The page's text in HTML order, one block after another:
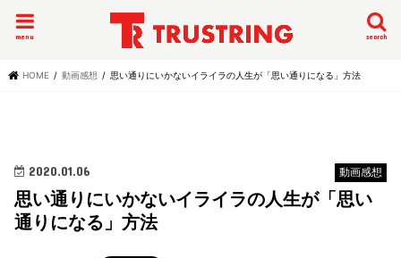
search
menu
HOME 動画感想 思い通りにいかないイライラの人生が「思い通りになる」方法
動画感想
2020.01.06
思い通りにいかないイライラの人生が「思い
通りになる」方法